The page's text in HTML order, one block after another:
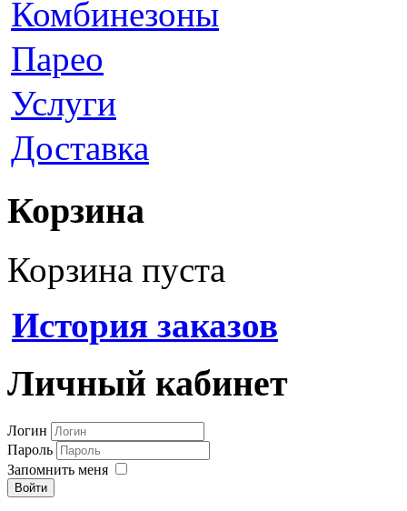
Комбинезоны
Парео
Услуги
Доставка
Корзина
Корзина пуста
История заказов
Личный кабинет
Логин
Пароль
Запомнить меня
Войти